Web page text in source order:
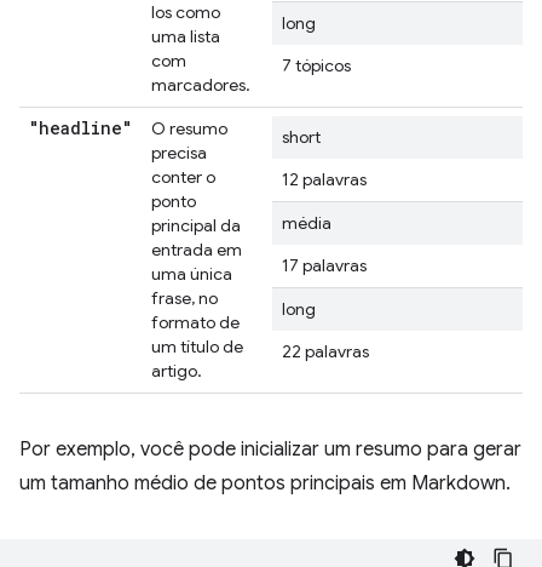
los como
uma lista
com
marcadores.
long
7 tópicos
"headline"
O resumo
precisa
conter o
ponto
principal da
entrada em
uma única
frase, no
formato de
um título de
artigo.
short
12 palavras
média
17 palavras
long
22 palavras
Por exemplo, você pode inicializar um resumo para gerar
um tamanho médio de pontos principais em Markdown.